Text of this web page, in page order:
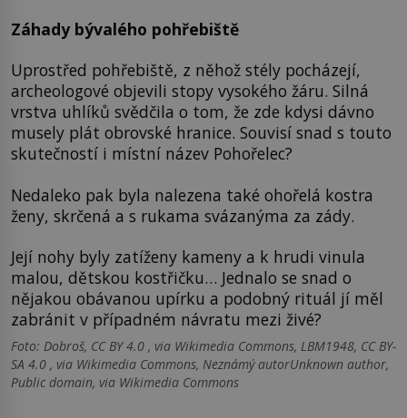
Záhady bývalého pohřebiště
Uprostřed pohřebiště, z něhož stély pocházejí,
archeologové objevili stopy vysokého žáru. Silná
vrstva uhlíků svědčila o tom, že zde kdysi dávno
musely plát obrovské hranice. Souvisí snad s touto
skutečností i místní název Pohořelec?
Nedaleko pak byla nalezena také ohořelá kostra
ženy, skrčená a s rukama svázanýma za zády.
Její nohy byly zatíženy kameny a k hrudi vinula
malou, dětskou kostřičku… Jednalo se snad o
nějakou obávanou upírku a podobný rituál jí měl
zabránit v případném návratu mezi živé?
Foto: Dobroš, CC BY 4.0 , via Wikimedia Commons, LBM1948, CC BY-
SA 4.0 , via Wikimedia Commons, Neznámý autorUnknown author,
Public domain, via Wikimedia Commons